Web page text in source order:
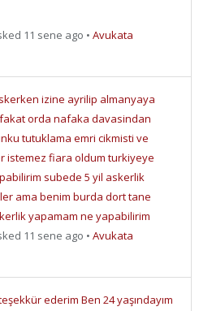
11 sene ago • Avukata
izine ayrilip almanyaya
orda nafaka davasindan
tutuklama emri cikmisti ve
istemez fiara oldum turkiyeye
subede 5 yil askerlik
ama benim burda dort tane
yapamam ne yapabilirim
11 sene ago • Avukata
ederim Ben 24 yaşındayım